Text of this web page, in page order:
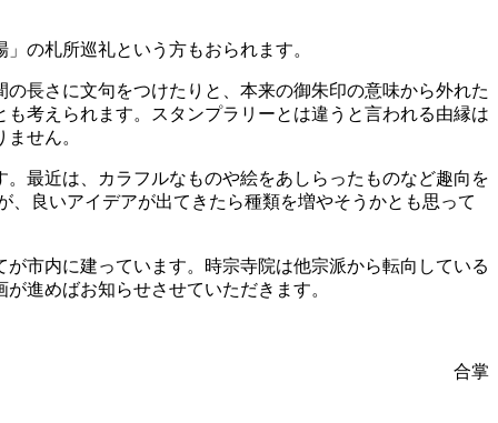
の札所巡礼という方もおられます。
長さに文句をつけたりと、本来の御朱印の意味から外れた
考えられます。スタンプラリーとは違うと言われる由縁は
せん。
最近は、カラフルなものや絵をあしらったものなど趣向を
、良いアイデアが出てきたら種類を増やそうかとも思って
市内に建っています。時宗寺院は他宗派から転向している
進めばお知らせさせていただきます。
合掌